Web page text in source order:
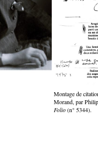
Montage de
Morand, par
Folio(n° 5344).